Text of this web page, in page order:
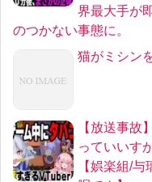
界最大手が
のつかない事態に。
猫がミシン
【放送事故
っていいす
【娯楽組/